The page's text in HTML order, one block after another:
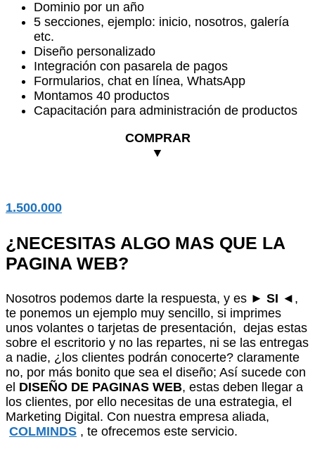
Dominio por un año
5 secciones, ejemplo: inicio, nosotros, galería
etc.
Diseño personalizado
Integración con pasarela de pagos
Formularios, chat en línea, WhatsApp
Montamos 40 productos
Capacitación para administración de productos
COMPRAR
▼
1.500.000
¿NECESITAS ALGO MAS QUE LA
PAGINA WEB?
Nosotros podemos darte la respuesta, y es ► SI ◄,
te ponemos un ejemplo muy sencillo, si imprimes
unos volantes o tarjetas de presentación, dejas estas
sobre el escritorio y no las repartes, ni se las entregas
a nadie, ¿los clientes podrán conocerte? claramente
no, por más bonito que sea el diseño; Así sucede con
el DISEÑO DE PAGINAS WEB, estas deben llegar a
los clientes, por ello necesitas de una estrategia, el
Marketing Digital. Con nuestra empresa aliada,
COLMINDS , te ofrecemos este servicio.